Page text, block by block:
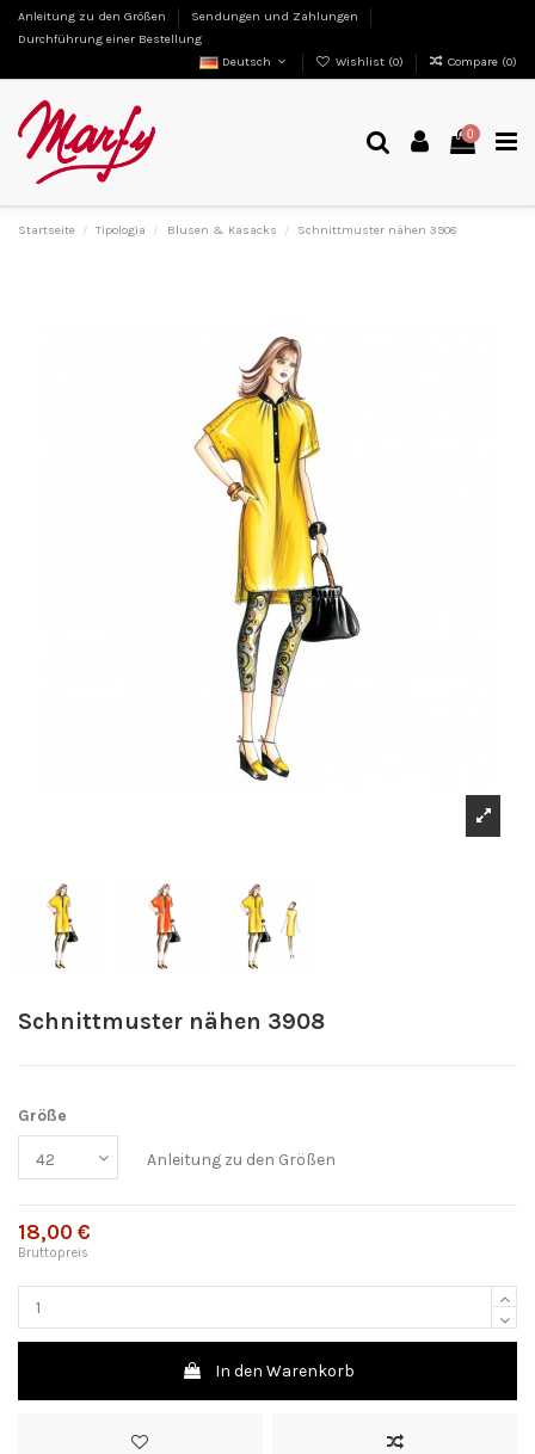
Anleitung zu den Größen
Sendungen und Zahlungen
Durchführung einer Bestellung
Deutsch
Wishlist (0) Compare (0)
0
Startseite Tipologia Blusen & Kasacks Schnittmuster nähen 3908
Schnittmuster nähen 3908
Größe
Anleitung zu den Größen
18,00 €
Bruttopreis
In den Warenkorb